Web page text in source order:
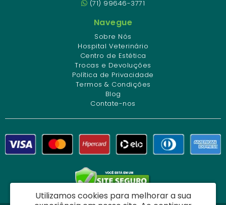
(71) 99646-3771
Navegue
Sobre Nós
Hospital Veterinário
Centro de Estética
Trocas e Devoluções
Política de Privacidade
Termos & Condições
Blog
Contate-nos
Utilizamos cookies para melhorar a sua